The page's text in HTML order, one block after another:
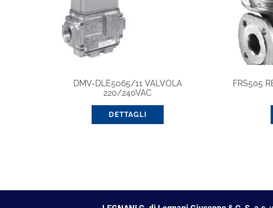
DMV-DLE5065/11 VALVOLA
220/240VAC
DETTAGLI
FRS505